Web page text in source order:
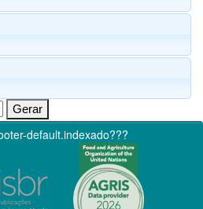
default.indexado???